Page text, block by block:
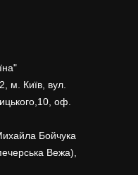
м. Київ, вул.
оф.
Бойчука
Вежа),